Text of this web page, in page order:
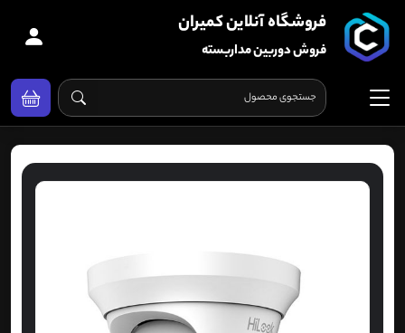
فروشگاه آنلاین کمیران
فروش دوربین مداربسته